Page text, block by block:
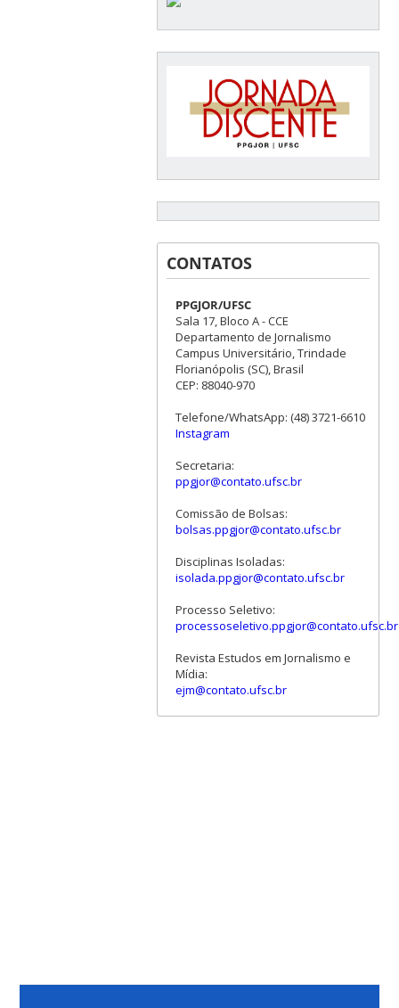
CONTATOS
PPGJOR/UFSC
Sala 17, Bloco A - CCE
Departamento de Jornalismo
Campus Universitário, Trindade
Florianópolis (SC), Brasil
CEP: 88040-970
Telefone/WhatsApp: (48) 3721-6610
Instagram
Secretaria:
ppgjor@contato.ufsc.br
Comissão de Bolsas:
bolsas.ppgjor@contato.ufsc.br
Disciplinas Isoladas:
isolada.ppgjor@contato.ufsc.br
Processo Seletivo:
processoseletivo.ppgjor@contato.ufsc.br
Revista Estudos em Jornalismo e
Mídia:
ejm@contato.ufsc.br